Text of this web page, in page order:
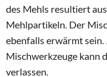
des Mehls resultiert
Mehlpartikeln. Der
ebenfalls erwärmt
Mischwerkzeuge kann
verlassen.